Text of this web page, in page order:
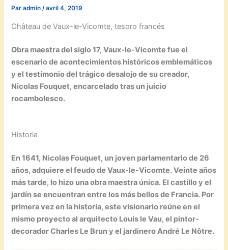
Paradmin/avril 4, 2019
Château de Vaux-le-Vicomte, tesoro francés
Obra maestra del siglo 17, Vaux-le-Vicomte fue el
escenario de acontecimientos históricos emblemáticos
y el testimonio del trágico desalojo de su creador,
Nicolas Fouquet, encarcelado tras un juicio
rocambolesco.
Historia
En 1641, Nicolas Fouquet, un joven parlamentario de 26
años, adquiere el feudo de Vaux-le-Vicomte. Veinte años
más tarde, lo hizo una obra maestra única. El castillo y el
jardín se encuentran entre los más bellos de Francia. Por
primera vez en la historia, este visionario reúne en el
mismo proyecto al arquitecto Louis le Vau, el pintor-
decorador Charles Le Brun y el jardinero André Le Nôtre.